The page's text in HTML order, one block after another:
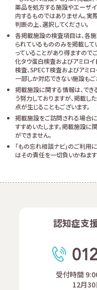
薬品を処方する施設やエーザイ
内するものではありません。実
判断の上、選択してください。
各掲載施設の検査項目は、各
られているもののみを掲載し
っていることがあり得ますので
化タウ蛋白検査およびアミロ
検査、SPECT検査およびアミ
一部しか対応できない施設もご
掲載施設に関する情報は、で
う努力しておりますが、掲載し
点が生じることもございます。
掲載施設をご訪問される場合
すすめいたします。掲載施設に
ができません。
「もの忘れ相談ナビ」のご利用
はその責任を一切負いかねます
認知症支
受付時間
12月